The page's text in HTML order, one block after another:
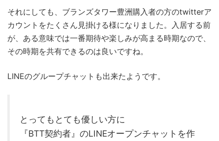
それにしても、ブランズタワー豊洲購入者の方のtwitterア
カウントをたくさん見掛ける様になりました。入居する前
が、ある意味では一番期待や楽しみが高まる時期なので、
その時期を共有できるのは良いですね。
LINEのグループチャットも出来たようです。
とってもとても優しい方に
『BTT契約者』のLINEオープンチャットを作